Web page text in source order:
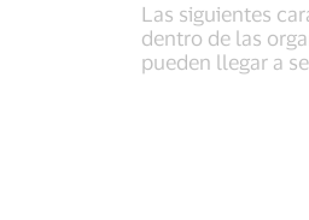
Las siguientes
dentro de las
pueden llegar a